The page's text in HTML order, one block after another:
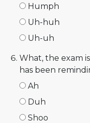
Humph
Uh-huh
Uh-uh
What, the exam
has been
Ah
Duh
Shoo